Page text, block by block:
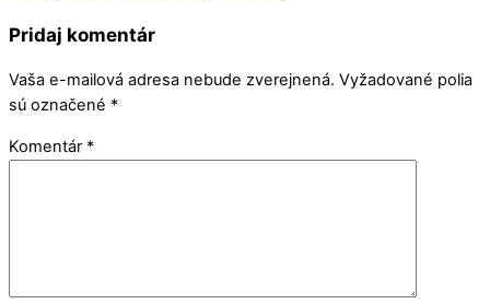
Pridaj komentár
Vaša e-mailová adresa nebude zverejnená. Vyžadované polia
sú označené *
Komentár *